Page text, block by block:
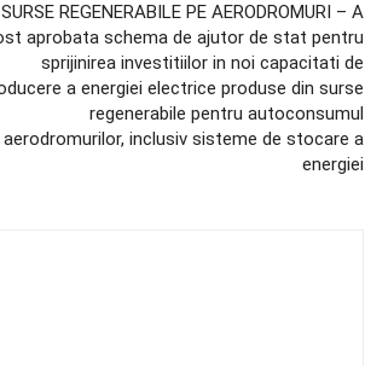
SURSE REGENERABILE PE AERODROMURI – A
aprobata schema de ajutor de stat pentru
sprijinirea investitiilor in noi capacitati de
a energiei electrice produse din surse
regenerabile pentru autoconsumul
aerodromurilor, inclusiv sisteme de stocare a
energiei